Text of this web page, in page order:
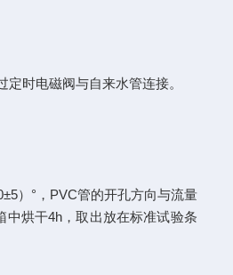
时电磁阀与自来水管连接。
）°，PVC管的开孔方向与流量
烘干4h，取出放在标准试验条